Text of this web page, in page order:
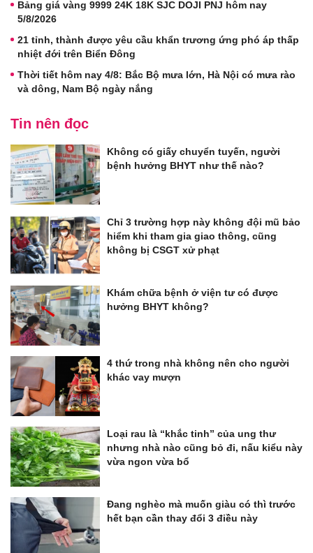
Bảng giá vàng 9999 24K 18K SJC DOJI PNJ hôm nay
5/8/2026
21 tỉnh, thành được yêu cầu khẩn trương ứng phó áp thấp
nhiệt đới trên Biển Đông
Thời tiết hôm nay 4/8: Bắc Bộ mưa lớn, Hà Nội có mưa rào
và dông, Nam Bộ ngày nắng
Tin nên đọc
Không có giấy chuyển tuyến, người
bệnh hưởng BHYT như thế nào?
Chỉ 3 trường hợp này không đội mũ bảo
hiểm khi tham gia giao thông, cũng
không bị CSGT xử phạt
Khám chữa bệnh ở viện tư có được
hưởng BHYT không?
4 thứ trong nhà không nên cho người
khác vay mượn
Loại rau là “khắc tinh” của ung thư
nhưng nhà nào cũng bỏ đi, nấu kiểu này
vừa ngon vừa bổ
Đang nghèo mà muốn giàu có thì trước
hết bạn cần thay đổi 3 điều này